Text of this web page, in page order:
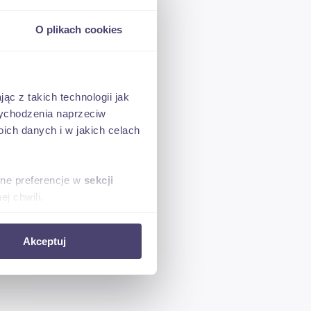
O plikach cookies
z takich technologii jak
naprzeciw
danych i w jakich celach
preferencje w sekcji
chwili.
społecznościowym,
Akceptuj